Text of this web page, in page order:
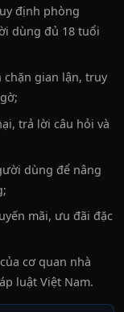
định phòng
dùng đủ 18 tuổi
chặn gian lận, truy
trả lời câu hỏi và
dùng để nâng
mãi, ưu đãi đặc
cơ quan nhà
luật Việt Nam.